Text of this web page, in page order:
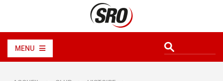
MENU